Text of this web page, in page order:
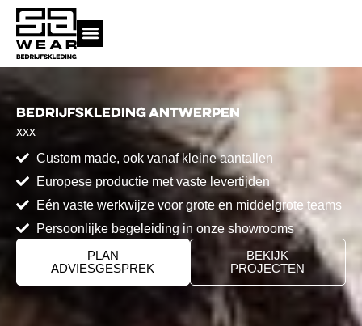
naar
inhoud
Bedrijfskleding Antwerpen
xxx
Custom made, ook vanaf kleine aantallen
Europese productie met vaste levertijden
Eén vaste werkwijze voor grote en middelgrote teams
Persoonlijke begeleiding in onze showrooms
PLAN
ADVIESGESPREK
BEKIJK
PROJECTEN